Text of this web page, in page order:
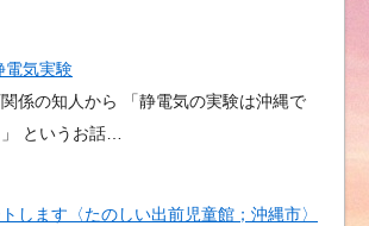
電気実験
係の知人から 「静電気の実験は沖縄で
というお話…
します〈たのしい出前児童館；沖縄市〉